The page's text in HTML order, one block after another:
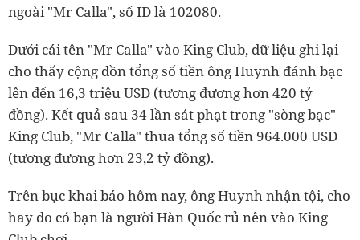
ngoài "Mr Calla", số ID là 102080.
Dưới cái tên "Mr Calla" vào King Club, dữ liệu ghi lại
cho thấy cộng dồn tổng số tiền ông Huynh đánh bạc
lên đến 16,3 triệu USD (tương đương hơn 420 tỷ
đồng). Kết quả sau 34 lần sát phạt trong "sòng bạc"
King Club, "Mr Calla" thua tổng số tiền 964.000 USD
(tương đương hơn 23,2 tỷ đồng).
Trên bục khai báo hôm nay, ông Huynh nhận tội, cho
hay do có bạn là người Hàn Quốc rủ nên vào King